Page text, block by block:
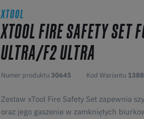
XTOOL
XTOOL FIRE SAFETY SET
ULTRA/F2 ULTRA
Numer produktu 30645 Kod Wariantu
Zestaw xTool Fire Safety Set zapewnia
oraz jego gaszenie w zamkniętych